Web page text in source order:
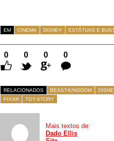
EM CINEMA DISNEY ESTÁTUAS E
0 0 0
0
Comentários
RELACIONADOS BEAST-KINGDOM
PIXAR
TOY-STORY
Mais textos de:
Dado Ellis